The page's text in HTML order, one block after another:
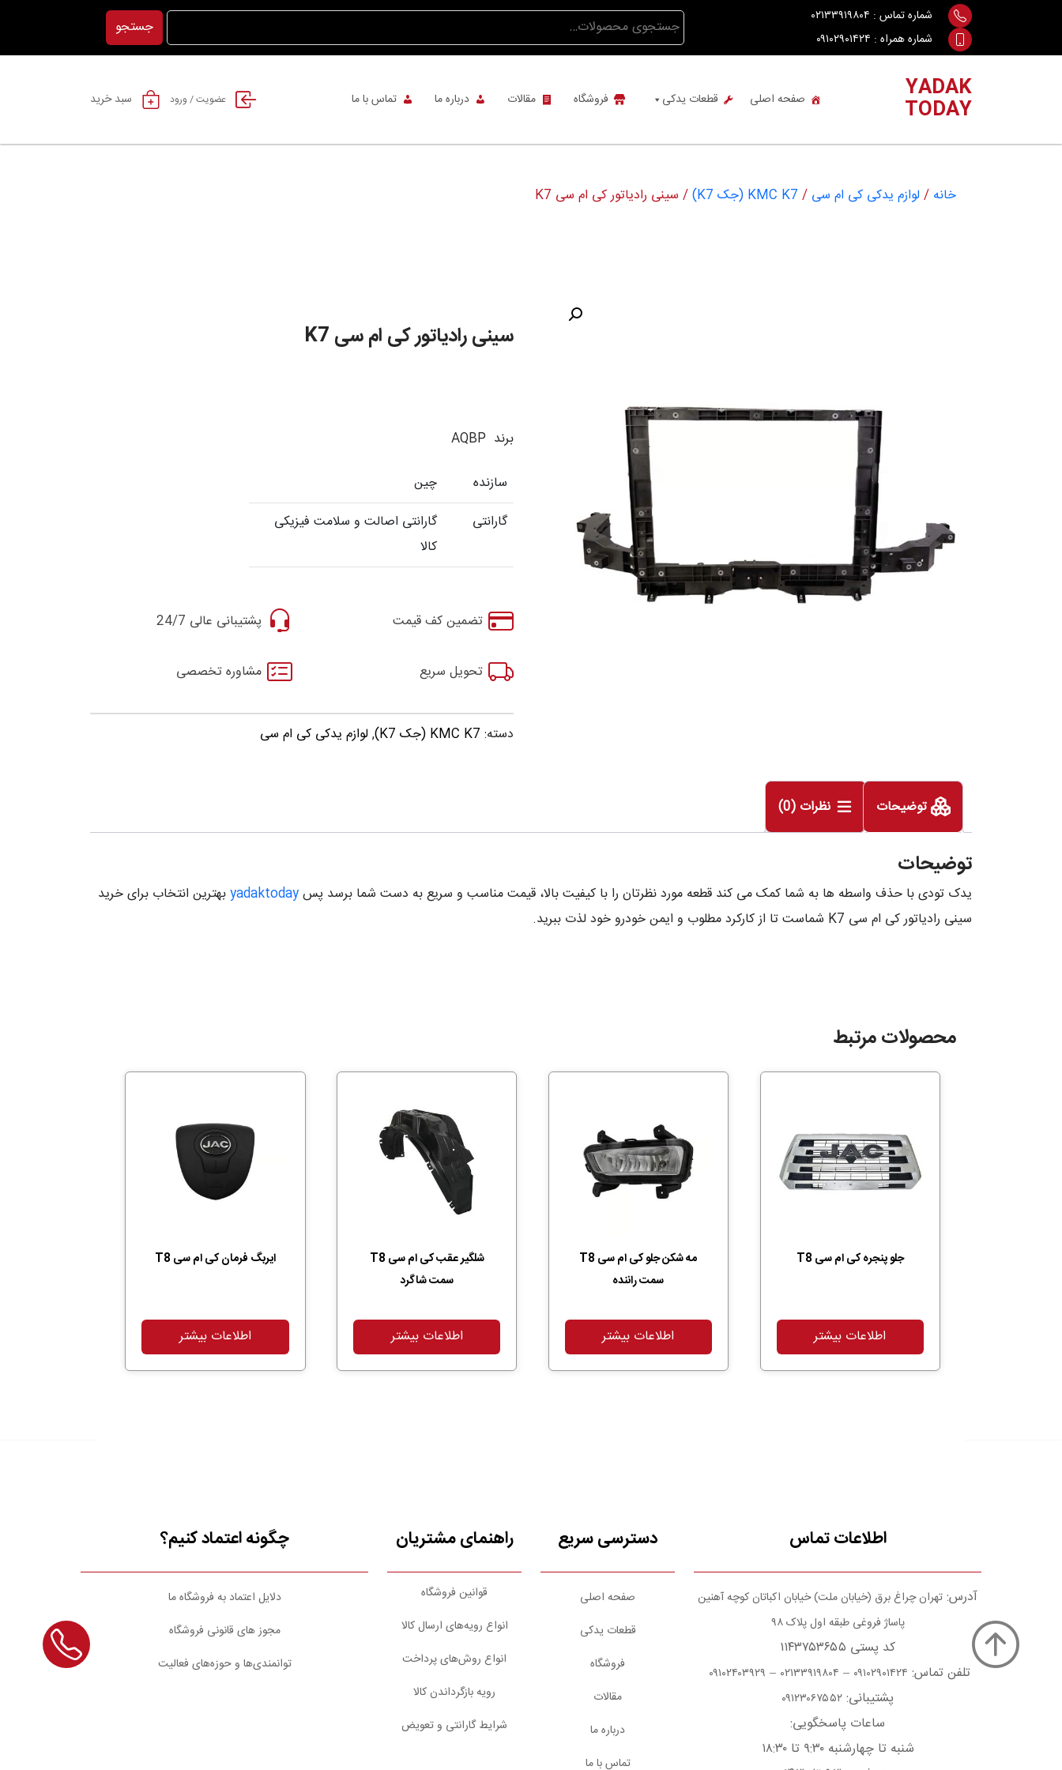
content
شماره تماس : ۰۲۱۳۳۹۱۹۸۰۴
شماره همراه : ۰۹۱۰۲۹۰۱۴۲۴
جستجو
برای:
جستجو
YADAK
TODAY صفحه اصلی قطعات یدکی فروشگاه مقالات درباره ما تماس با ما عضویت / ورود سبد خرید
خانه / لوازم یدکی کی ام سی / KMC K7 (جک K7) / سینی رادیاتور کی ام سی K7
سینی رادیاتور کی ام سی K7
برند AQBP
سازنده
چین
گارانتی
گارانتی اصالت و سلامت فیزیکی
کالا
تضمین کف قیمت پشتیبانی عالی 24/7
تحویل سریع مشاوره تخصصی
دسته: KMC K7 (جک K7) ,لوازم یدکی کی ام سی
توضیحات نظرات (0)
توضیحات
یدک تودی با حذف واسطه ها به شما کمک می کند قطعه مورد نظرتان را با کیفیت بالا، قیمت مناسب و سریع به دست شما برسد پسyadaktodayبهترین انتخاب برای خرید
سینی رادیاتور کی ام سی K7 شماست تا از کارکرد مطلوب و ایمن خودرو خود لذت ببرید.
محصولات مرتبط
جلو پنجره کی ام سی T8
اطلاعات بیشتر
مه شکن جلو کی ام سی T8
سمت راننده
اطلاعات بیشتر
شلگیر عقب کی ام سی T8
سمت شاگرد
اطلاعات بیشتر
ایربگ فرمان کی ام سی T8
اطلاعات بیشتر
اطلاعات تماس
آدرس: تهران چراغ برق (خیابان ملت) خیابان اکباتان کوچه آهنین
پاساژ فروغی طبقه اول پلاک ۹۸
کد پستی ۱۱۴۳۷۵۳۶۵۵
تلفن تماس: ۰۹۱۰۲۹۰۱۴۲۴ – ۰۲۱۳۳۹۱۹۸۰۴ – ۰۹۱۰۲۴۰۳۹۲۹
پشتیبانی: ۰۹۱۲۳۰۶۷۵۵۲
ساعات پاسخگویی:
شنبه تا چهارشنبه ۹:۳۰ تا ۱۸:۳۰
دسترسی سریع
صفحه اصلی
قطعات یدکی
فروشگاه
مقالات
درباره ما
تماس با ما
راهنمای مشتریان
قوانین فروشگاه
انواع رویه‌های ارسال کالا
انواع روش‌های پرداخت
رویه بازگرداندن کالا
شرایط گارانتی و تعویض
چگونه اعتماد کنیم؟
دلایل اعتماد به فروشگاه ما
مجوز های قانونی فروشگاه
توانمندی‌ها و حوزه‌های فعالیت